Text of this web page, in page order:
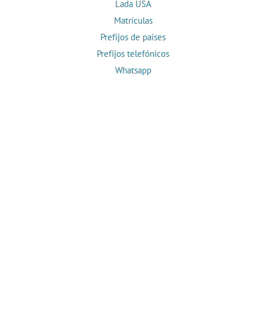
Lada USA
Matrículas
Prefijos de países
Prefijos telefónicos
Whatsapp